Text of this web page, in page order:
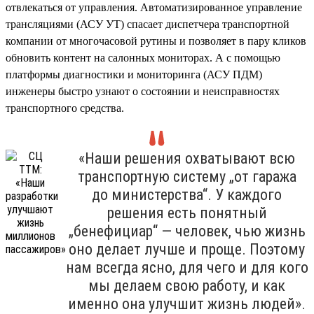
отвлекаться от управления. Автоматизированное управление
трансляциями (АСУ УТ) спасает диспетчера транспортной
компании от многочасовой рутины и позволяет в пару кликов
обновить контент на салонных мониторах. А с помощью
платформы диагностики и мониторинга (АСУ ПДМ)
инженеры быстро узнают о состоянии и неисправностях
транспортного средства.
«Наши решения охватывают всю
транспортную систему „от гаража
до министерства“. У каждого
решения есть понятный
„бенефициар“ — человек, чью жизнь
оно делает лучше и проще. Поэтому
нам всегда ясно, для чего и для кого
мы делаем свою работу, и как
именно она улучшит жизнь людей».